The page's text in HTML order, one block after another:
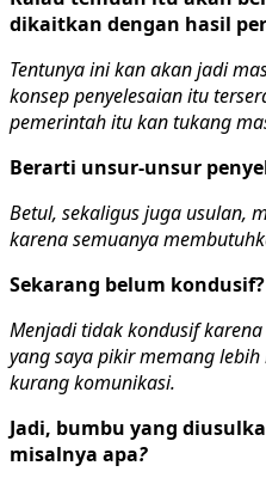
dikaitkan dengan hasil
Tentunya ini kan akan jadi
konsep penyelesaian itu
pemerintah itu kan tukang
Berarti unsur-unsur
Betul, sekaligus juga usulan,
karena semuanya
Sekarang belum kondusif?
Menjadi tidak kondusif
yang saya pikir memang
kurang komunikasi.
Jadi, bumbu yang
misalnya apa?